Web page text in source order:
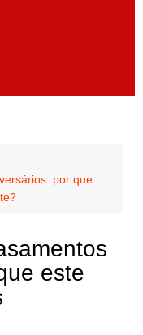
por que
este